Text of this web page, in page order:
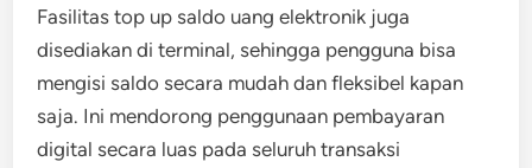
Fasilitas top up saldo uang elektronik juga
disediakan di terminal, sehingga pengguna bisa
mengisi saldo secara mudah dan fleksibel kapan
saja. Ini mendorong penggunaan pembayaran
digital secara luas pada seluruh transaksi